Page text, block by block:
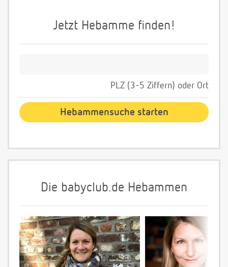
Jetzt Hebamme finden!
PLZ (3-5 Ziffern) oder Ort
Die babyclub.de Hebammen